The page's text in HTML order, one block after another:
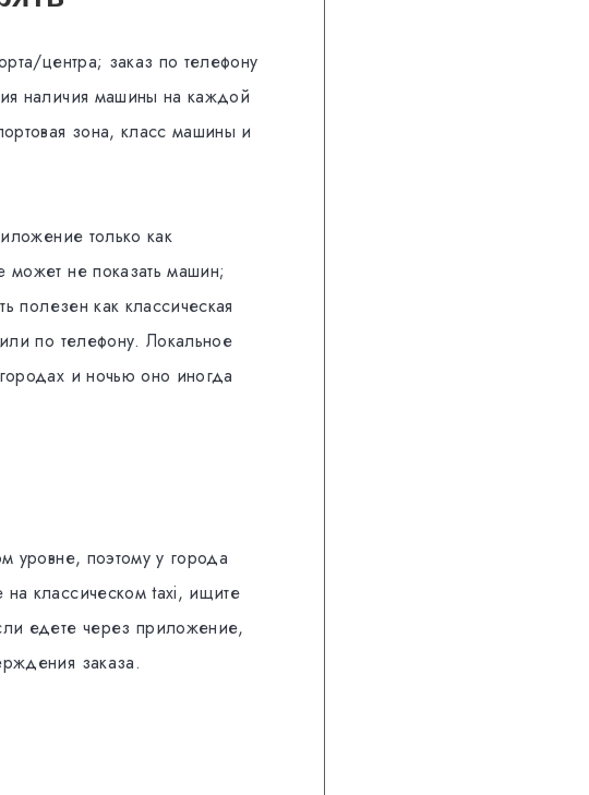
центра; заказ по телефону
наличия машины на каждой
зона, класс машины и
только как
не показать машин;
полезен как классическая
по телефону. Локальное
и ночью оно иногда
уровне, поэтому у города
классическом taxi, ищите
едете через приложение,
заказа.